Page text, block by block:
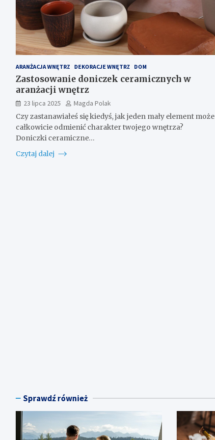
ARANŻACJA WNĘTRZ DEKORACJE WNĘTRZ DOM
Zastosowanie doniczek ceramicznych w
aranżacji wnętrz
23 lipca 2025
Magda Polak
Czy zastanawiałeś się kiedyś, jak jeden mały element może
całkowicie odmienić charakter twojego wnętrza?
Doniczki ceramiczne…
Czytaj dalej
Sprawdź również